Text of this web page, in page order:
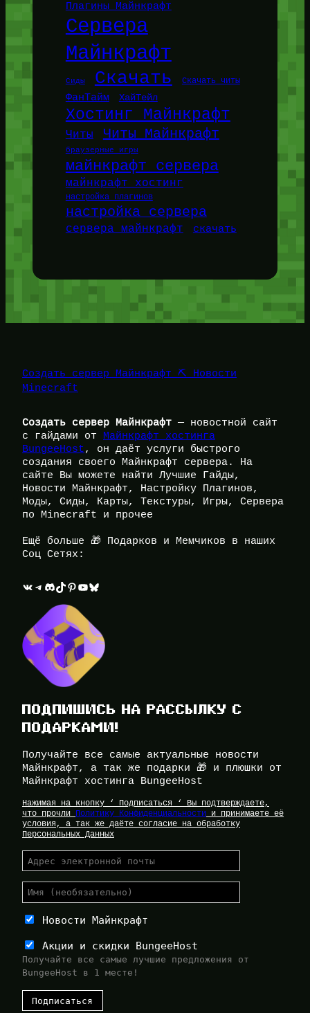
Плагины Майнкрафт
Сервера
Майнкрафт
Сиды Скачать Скачать читы
ФанТайм ХайТейл
Хостинг Майнкрафт
Читы Читы Майнкрафт
браузерные игры
майнкрафт сервера
майнкрафт хостинг
настройка плагинов
настройка сервера
сервера майнкрафт скачать
Создать сервер Майнкрафт ⛏️ Новости
Minecraft
Создать сервер Майнкрафт — новостной сайт
с гайдами от Майнкрафт хостинга
BungeeHost, он даёт услуги быстрого
создания своего Майнкрафт сервера. На
сайте Вы можете найти Лучшие Гайды,
Новости Майнкрафт, Настройку Плагинов,
Моды, Сиды, Карты, Текстуры, Игры, Сервера
по Minecraft и прочее
Ещё больше 🎁 Подарков и Мемчиков в наших
Соц Сетях:
ВКонтакте Telegram Discord TikTok Pinterest YouTube Bluesky
ПОДПИШИСЬ НА РАССЫЛКУ С
ПОДАРКАМИ!
Получайте все самые актуальные новости
Майнкрафт, а так же подарки 🎁 и плюшки от
Майнкрафт хостинга BungeeHost
Нажимая на кнопку ‘ Подписаться ‘ Вы подтверждаете,
что прочли Политику Конфиденциальности и принимаете её
условия, а так же даёте согласие на обработку
Персональных Данных
Новости Майнкрафт
Акции и скидки BungeeHost
Получайте все самые лучшие предложения от
BungeeHost в 1 месте!